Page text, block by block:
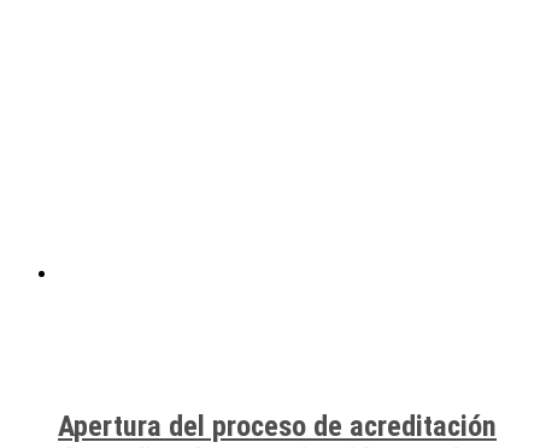
Apertura del proceso de acreditación